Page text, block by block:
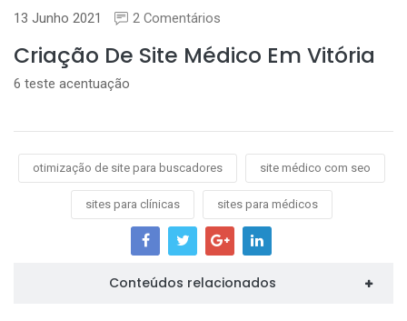
13 Junho 2021 2 Comentários
Criação De Site Médico Em Vitória
6 teste acentuação
otimização de site para buscadores site médico com seo
sites para clínicas sites para médicos
Conteúdos relacionados